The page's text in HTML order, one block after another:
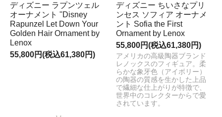
ディズニー ラプンツェル
オーナメント ''Disney
Rapunzel Let Down Your
Golden Hair Ornament by
Lenox
55,800円(税込61,380円)
ディズニー ちいさなプリ
ンセス ソフィア オーナメ
ント Sofia the First
Ornament by Lenox
55,800円(税込61,380円)
アメリカの高級陶器ブランド
レノックスのフィギュア。柔
らかな象牙色（アイボリー）
の陶器の質感を生かした上品
で繊細な仕上がりが特徴で、
世界中のコレクターからで愛
されています。